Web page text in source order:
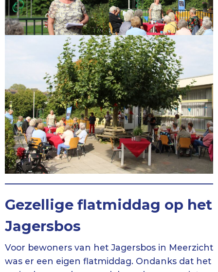
Gezellige flatmiddag op het
Jagersbos
Voor bewoners van het Jagersbos in Meerzicht
was er een eigen flatmiddag. Ondanks dat het